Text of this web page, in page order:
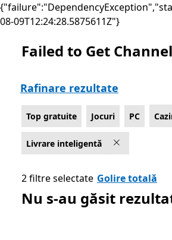
08-09T12:24:28.5875611Z"}
Listare Microsoft.com
Failed to Get Channel
Rafinare rezultate
Top gratuite Jocuri PC
Livrare inteligentă
2 filtre selectate Golire totală
Nu s-au găsit